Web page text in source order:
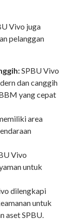
Vivo juga
pelanggan
SPBU Vivo
dan canggih
yang cepat
area
Vivo
untuk
dilengkapi
untuk
aset SPBU.